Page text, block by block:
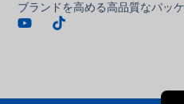
ブランドを高める高品質なパッ